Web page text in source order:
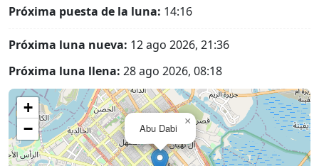
Próxima puesta de la luna: 14:16
Próxima luna nueva: 12 ago 2026, 21:36
Próxima luna llena: 28 ago 2026, 08:18
Abu Dabi
×
+
−